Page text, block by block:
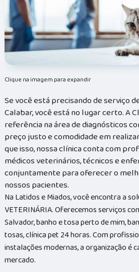
Clique na imagem para expandir
Se você está precisando de serviço
Calabar, você está no lugar certo. A
referência na área de diagnósticos
preço justo e comodidade em
que isso, nossa clínica conta com
médicos veterinários, técnicos e
conjuntamente para oferecer o
nossos pacientes.
Na Latidos e Miados, você encontra a
VETERINÁRIA. Oferecemos serviços
Salvador, banho e tosa perto de mim,
tosas, clínica pet 24 horas. Com
instalações modernas, a organização é
mercado.